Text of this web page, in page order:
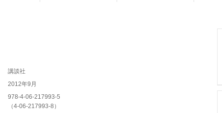
講談社
2012年9月
978-4-06-217993-5
（4-06-217993-8 ）